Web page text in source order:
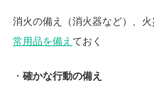
消火の備え（消火器など）、火
常用品を備え ておく
・ 確かな行動の備え